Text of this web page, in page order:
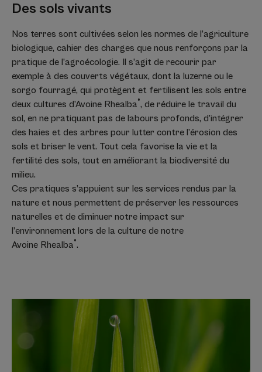
Des sols vivants
Nos terres sont cultivées selon les normes de l’agriculture
biologique, cahier des charges que nous renforçons par la
pratique de l’agroécologie. Il s’agit de recourir par
exemple à des couverts végétaux, dont la luzerne ou le
sorgo fourragé, qui protègent et fertilisent les sols entre
deux cultures d’Avoine Rhealba®, de réduire le travail du
sol, en ne pratiquant pas de labours profonds, d’intégrer
des haies et des arbres pour lutter contre l’érosion des
sols et briser le vent. Tout cela favorise la vie et la
fertilité des sols, tout en améliorant la biodiversité du
milieu.
Ces pratiques s’appuient sur les services rendus par la
nature et nous permettent de préserver les ressources
naturelles et de diminuer notre impact sur
l’environnement lors de la culture de notre
Avoine Rhealba®.